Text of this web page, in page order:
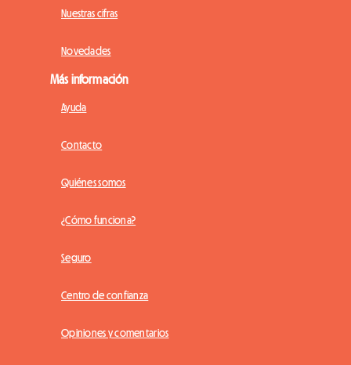
Nuestras cifras
Novedades
Más información
Ayuda
Contacto
Quiénes somos
¿Cómo funciona?
Seguro
Centro de confianza
Opiniones y comentarios